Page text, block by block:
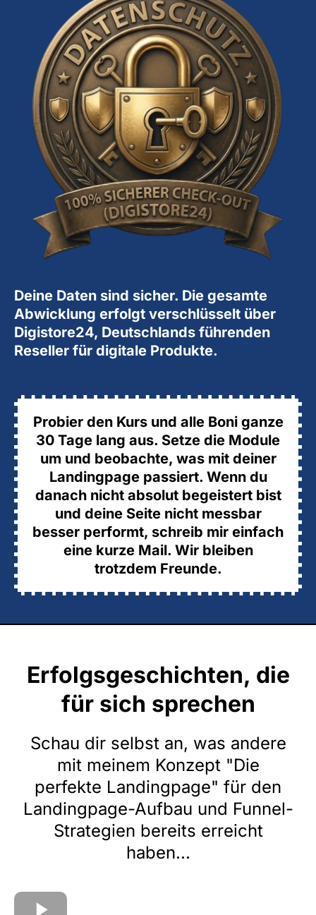
Deine Daten sind sicher. Die gesamte
Abwicklung erfolgt verschlüsselt über
Digistore24, Deutschlands führenden
Reseller für digitale Produkte.
Probier den Kurs und alle Boni ganze
30 Tage lang aus. Setze die Module
um und beobachte, was mit deiner
Landingpage passiert. Wenn du
danach nicht absolut begeistert bist
und deine Seite nicht messbar
besser performt, schreib mir einfach
eine kurze Mail. Wir bleiben
trotzdem Freunde.
Erfolgsgeschichten, die
für sich sprechen
Schau dir selbst an, was andere
mit meinem Konzept "Die
perfekte Landingpage" für den
Landingpage-Aufbau und Funnel-
Strategien bereits erreicht
haben...